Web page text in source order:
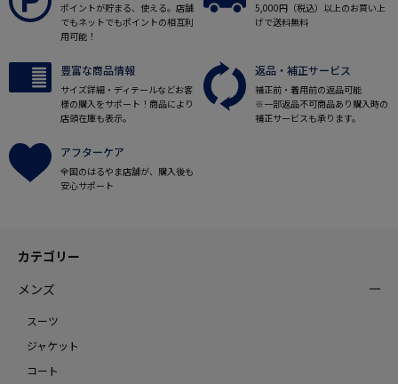
ポイントが貯まる、使える。店舗
でもネットでもポイントの相互利
用可能！
5,000円（税込）以上のお買い上
げで送料無料
豊富な商品情報
サイズ詳細・ディテールなどお客
様の購入をサポート！商品により
店頭在庫も表示。
返品・補正サービス
補正前・着用前の返品可能
※一部返品不可商品あり購入時の
補正サービスも承ります。
アフターケア
全国のはるやま店舗が、購入後も
安心サポート
カテゴリー
メンズ
スーツ
ジャケット
コート